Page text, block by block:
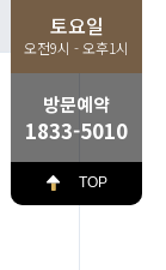
토요일
오전9시 - 오후1시
방문예약
1833-5010
TOP